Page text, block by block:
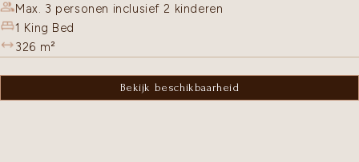
Max. 3 personen inclusief 2 kinderen
1 King Bed
326 m²
Bekijk beschikbaarheid